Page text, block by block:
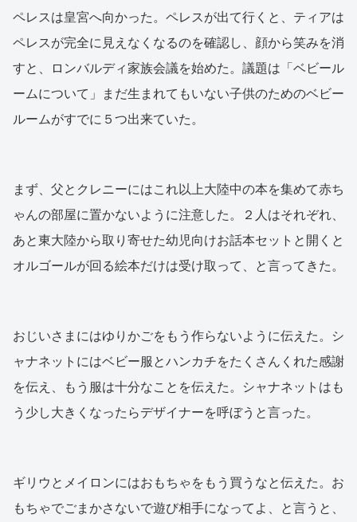
ペレスは皇宮へ向かった。ペレスが出て行くと、ティアは
ペレスが完全に見えなくなるのを確認し、顔から笑みを消
すと、ロンバルディ家族会議を始めた。議題は「ベビール
ームについて」まだ生まれてもいない子供のためのベビー
ルームがすでに５つ出来ていた。
まず、父とクレニーにはこれ以上大陸中の本を集めて赤ち
ゃんの部屋に置かないように注意した。２人はそれぞれ、
あと東大陸から取り寄せた幼児向けお話本セットと開くと
オルゴールが回る絵本だけは受け取って、と言ってきた。
おじいさまにはゆりかごをもう作らないように伝えた。シ
ャナネットにはベビー服とハンカチをたくさんくれた感謝
を伝え、もう服は十分なことを伝えた。シャナネットはも
う少し大きくなったらデザイナーを呼ぼうと言った。
ギリウとメイロンにはおもちゃをもう買うなと伝えた。お
もちゃでごまかさないで遊び相手になってよ、と言うと、